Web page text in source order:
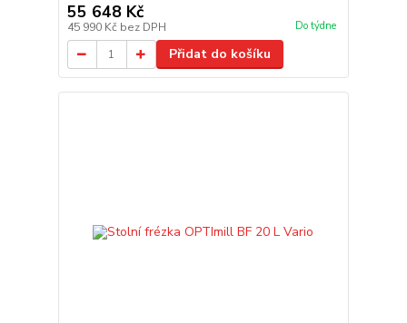
55 648 Kč
45 990 Kč bez DPH Do týdne
Přidat do košíku